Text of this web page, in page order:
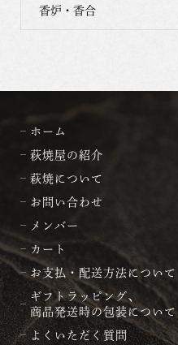
香炉・香合
ホーム
萩焼屋の紹介
萩焼について
お問い合わせ
メンバー
カート
お支払・配送方法について
ギフトラッピング、
商品発送時の包装について
よくいただく質問